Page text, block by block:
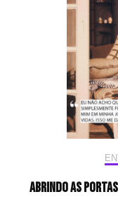
Abrindo as